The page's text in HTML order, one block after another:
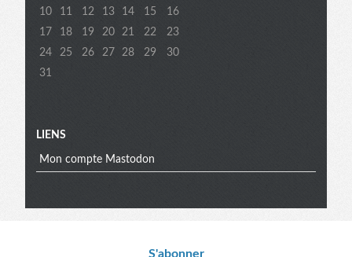
10
11 12 13 14 15
16
17
18 19 20 21 22
23
24
25 26 27 28 29
30
31
LIENS
Mon compte Mastodon
S'abonner